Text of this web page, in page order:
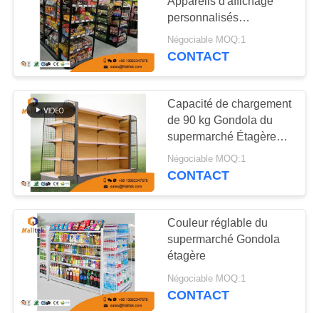
NOUS
VISITE
D'USINE
CONTRÔLE
QUALITÉ
CONTACTEZ-
NOUS
NOUVELLES
personnalisés
Résistance à la rouille
Gondola noire Étagère
Négociable MOQ:1
CONTACT
Capacité de chargement
de 90 kg Gondola du
supermarché Étagères
de vitrine du
supermarché
Négociable MOQ:1
CONTACT
Couleur réglable du
supermarché Gondola
étagère
Négociable MOQ:1
CONTACT